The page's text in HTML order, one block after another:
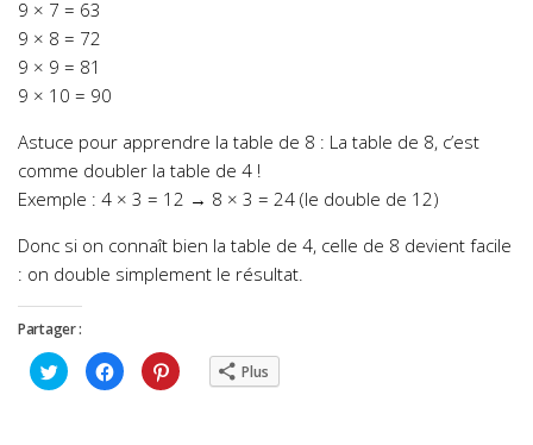
9 × 7 = 63
9 × 8 = 72
9 × 9 = 81
9 × 10 = 90
Astuce pour apprendre la table de 8 : La table de 8, c’est
comme doubler la table de 4 !
Exemple : 4 × 3 = 12 → 8 × 3 = 24 (le double de 12)
Donc si on connaît bien la table de 4, celle de 8 devient facile
: on double simplement le résultat.
Partager :
Cliquez
pour
partager
Cliquez
pour
partager
Cliquez
pour Plus